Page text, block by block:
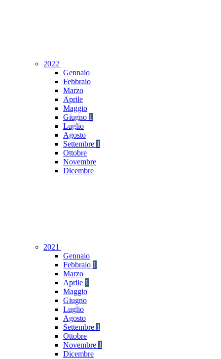
2022
Gennaio
Febbraio
Marzo
Aprile
Maggio
Giugno 1
Luglio
Agosto
Settembre 1
Ottobre
Novembre
Dicembre
2021
Gennaio
Febbraio 1
Marzo
Aprile 1
Maggio
Giugno
Luglio
Agosto
Settembre 1
Ottobre
Novembre 1
Dicembre